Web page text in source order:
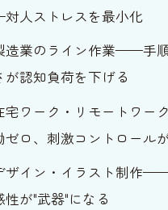
人ストレスを最小化
業のライン作業——手
が認知負荷を下げる
ワーク・リモートワ
ゼロ、刺激コントロール
イン・イラスト制作
性が"武器"になる